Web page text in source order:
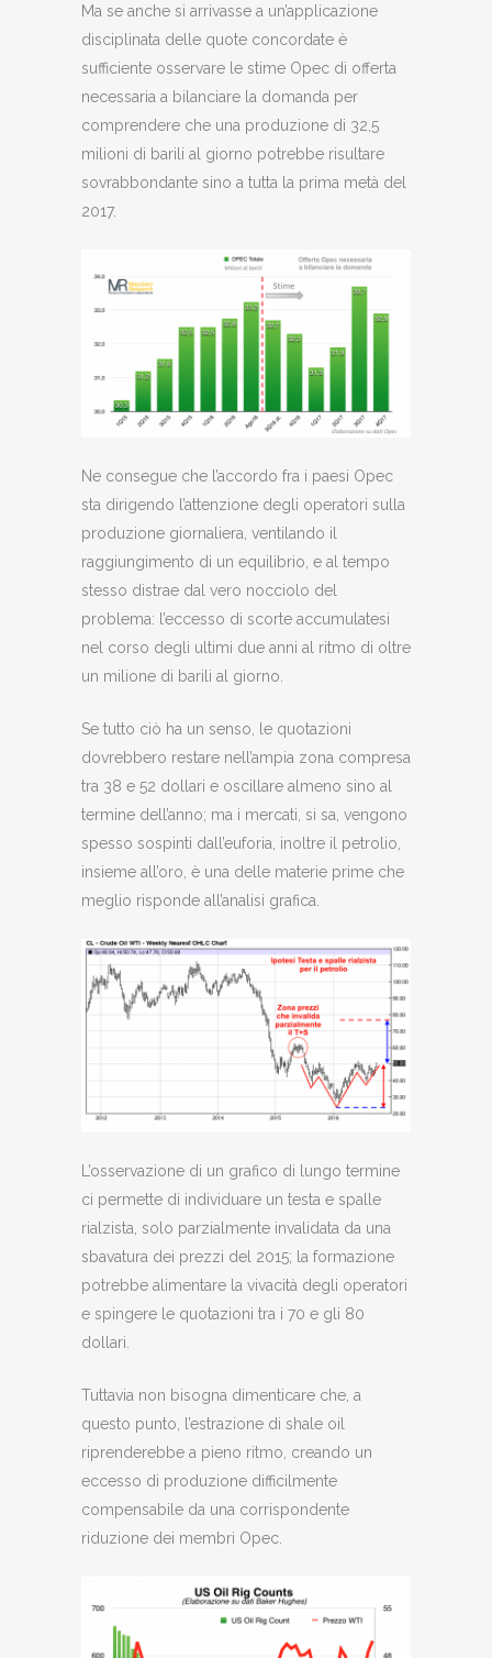
Ma se anche si arrivasse a un’applicazione
disciplinata delle quote concordate è
sufficiente osservare le stime Opec di offerta
necessaria a bilanciare la domanda per
comprendere che una produzione di 32,5
milioni di barili al giorno potrebbe risultare
sovrabbondante sino a tutta la prima metà del
2017.
Ne consegue che l’accordo fra i paesi Opec
sta dirigendo l’attenzione degli operatori sulla
produzione giornaliera, ventilando il
raggiungimento di un equilibrio, e al tempo
stesso distrae dal vero nocciolo del
problema: l’eccesso di scorte accumulatesi
nel corso degli ultimi due anni al ritmo di oltre
un milione di barili al giorno.
Se tutto ciò ha un senso, le quotazioni
dovrebbero restare nell’ampia zona compresa
tra 38 e 52 dollari e oscillare almeno sino al
termine dell’anno; ma i mercati, si sa, vengono
spesso sospinti dall’euforia, inoltre il petrolio,
insieme all’oro, è una delle materie prime che
meglio risponde all’analisi grafica.
L’osservazione di un grafico di lungo termine
ci permette di individuare un testa e spalle
rialzista, solo parzialmente invalidata da una
sbavatura dei prezzi del 2015; la formazione
potrebbe alimentare la vivacità degli operatori
e spingere le quotazioni tra i 70 e gli 80
dollari.
Tuttavia non bisogna dimenticare che, a
questo punto, l’estrazione di shale oil
riprenderebbe a pieno ritmo, creando un
eccesso di produzione difficilmente
compensabile da una corrispondente
riduzione dei membri Opec.